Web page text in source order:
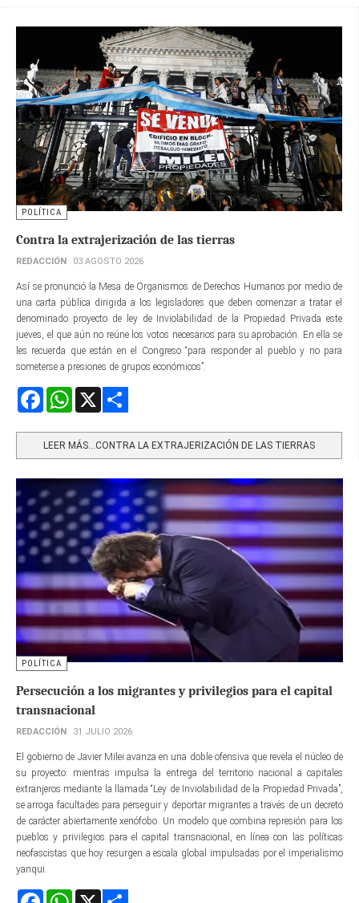
POLÍTICA
Contra la extrajerización de las tierras
REDACCIÓN 03 AGOSTO 2026
Así se pronunció la Mesa de Organismos de Derechos Humanos por medio de
una carta pública dirigida a los legisladores que deben comenzar a tratar el
denominado proyecto de ley de Inviolabilidad de la Propiedad Privada este
jueves, el que aún no reúne los votos necesarios para su aprobación. En ella se
les recuerda que están en el Congreso “para responder al pueblo y no para
someterse a presiones de grupos económicos”.
FacebookWhatsApp
LEER MÁS…CONTRA LA EXTRAJERIZACIÓN DE LAS TIERRAS
POLÍTICA
Persecución a los migrantes y privilegios para el capital
transnacional
REDACCIÓN 31 JULIO 2026
El gobierno de Javier Milei avanza en una doble ofensiva que revela el núcleo de
su proyecto: mientras impulsa la entrega del territorio nacional a capitales
extranjeros mediante la llamada “Ley de Inviolabilidad de la Propiedad Privada”,
se arroga facultades para perseguir y deportar migrantes a través de un decreto
de carácter abiertamente xenófobo. Un modelo que combina represión para los
pueblos y privilegios para el capital transnacional, en línea con las políticas
neofascistas que hoy resurgen a escala global impulsadas por el imperialismo
yanqui.
FacebookWhatsApp